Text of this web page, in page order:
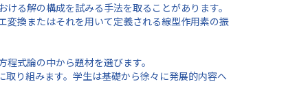
る解の構成を試みる手法を取ることがあります。
変換またはそれを用いて定義される線型作用素の振
式論の中から題材を選びます。
り組みます。学生は基礎から徐々に発展的内容へ